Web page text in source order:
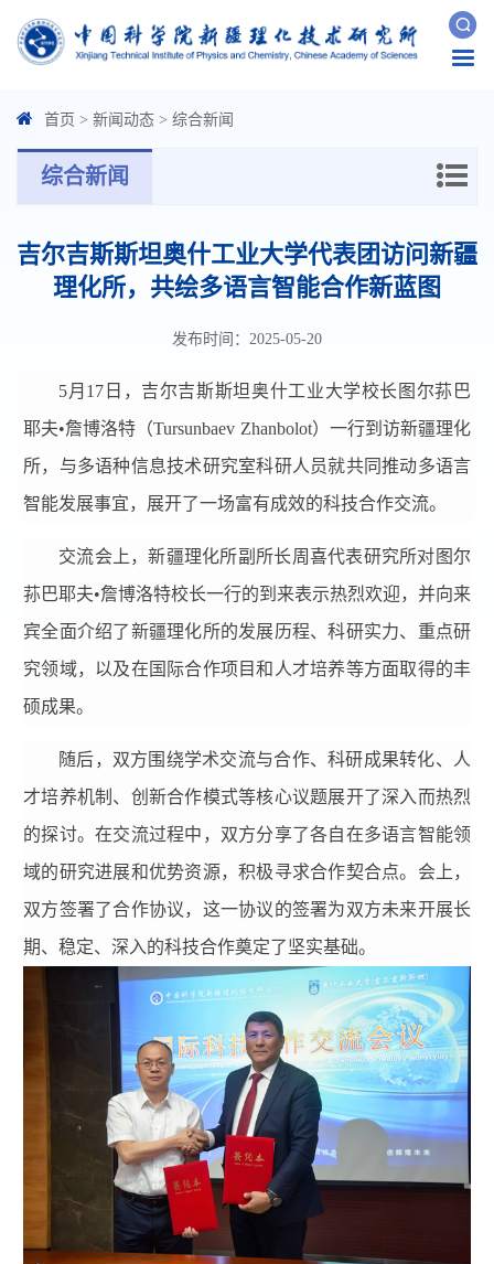
首页 > 新闻动态 > 综合新闻
综合新闻
吉尔吉斯斯坦奥什工业大学代表团访问新疆
理化所，共绘多语言智能合作新蓝图
发布时间：2025-05-20
5月17日，吉尔吉斯斯坦奥什工业大学校长图尔荪巴
耶夫•詹博洛特（Tursunbaev Zhanbolot）一行到访新疆理化
所，与多语种信息技术研究室科研人员就共同推动多语言
智能发展事宜，展开了一场富有成效的科技合作交流。
交流会上，新疆理化所副所长周喜代表研究所对图尔
荪巴耶夫•詹博洛特校长一行的到来表示热烈欢迎，并向来
宾全面介绍了新疆理化所的发展历程、科研实力、重点研
究领域，以及在国际合作项目和人才培养等方面取得的丰
硕成果。
随后，双方围绕学术交流与合作、科研成果转化、人
才培养机制、创新合作模式等核心议题展开了深入而热烈
的探讨。在交流过程中，双方分享了各自在多语言智能领
域的研究进展和优势资源，积极寻求合作契合点。会上，
双方签署了合作协议，这一协议的签署为双方未来开展长
期、稳定、深入的科技合作奠定了坚实基础。